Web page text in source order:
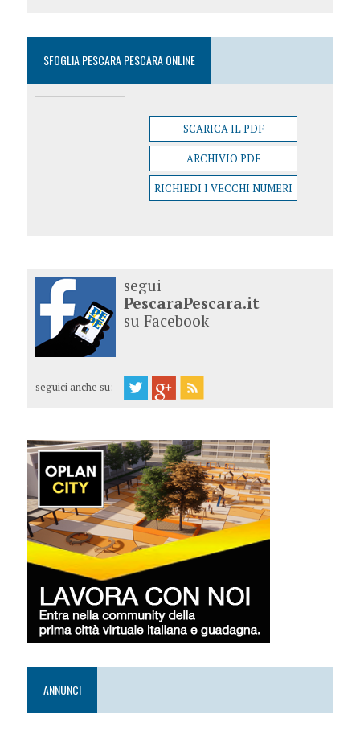
SFOGLIA PESCARA PESCARA ONLINE
SCARICA IL PDF
ARCHIVIO PDF
RICHIEDI I VECCHI NUMERI
segui
PescaraPescara.it
su Facebook
seguici anche su:
ANNUNCI